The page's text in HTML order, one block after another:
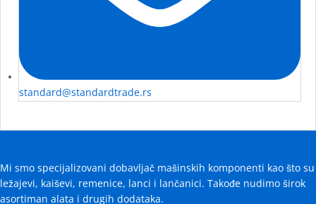
standard@standardtrade.rs
Mi smo specijalizovani dobavljač mašinskih komponenti kao što su
ležajevi, kaiševi, remenice, lanci i lančanici. Takođe nudimo širok
asortiman alata i drugih dodataka.